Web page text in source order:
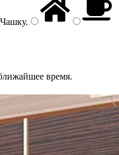
Чашку.
время.